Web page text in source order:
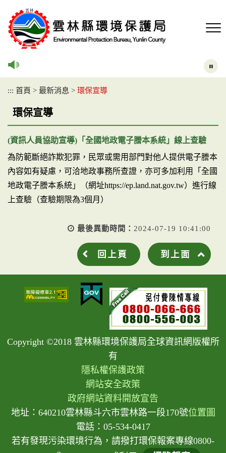
::: 首頁 > 最新消息 > 環保宣導
環保宣導
(資訊人員協助宣導)「全國地政電子謄本系統」線上查驗
為防範斷絕詐欺犯罪，民眾或需用部門對他人提供電子謄本
內容如有疑慮，可洽地政事務所查證，亦可多加利用「全國
地政電子謄本系統」（網址https://ep.land.nat.gov.tw）進行線
上查驗（查驗期限為3個月）
最後異動時間： 2024-07-19 10:41:00
回上頁 到上面
Copyright ©2018 雲林縣環境保護局全球資訊網版權所
有
隱私權保護政策
網站安全政策
政府網站資料開放宣告
地址：640210雲林縣斗六市雲林路一段170號位置圖
電話：05-534-0417
若有發現污染環境行為，請撥打環保報案專線0800-